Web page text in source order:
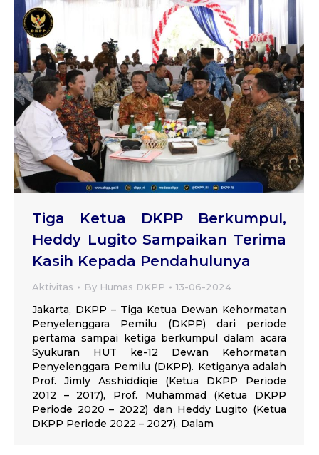
Tiga Ketua DKPP Berkumpul,
Heddy Lugito Sampaikan Terima
Kasih Kepada Pendahulunya
Aktivitas By Humas DKPP 13-06-2024
Jakarta, DKPP – Tiga Ketua Dewan Kehormatan
Penyelenggara Pemilu (DKPP) dari periode
pertama sampai ketiga berkumpul dalam acara
Syukuran HUT ke-12 Dewan Kehormatan
Penyelenggara Pemilu (DKPP). Ketiganya adalah
Prof. Jimly Asshiddiqie (Ketua DKPP Periode
2012 – 2017), Prof. Muhammad (Ketua DKPP
Periode 2020 – 2022) dan Heddy Lugito (Ketua
DKPP Periode 2022 – 2027). Dalam